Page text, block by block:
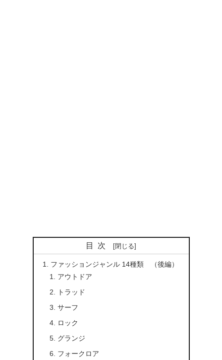
目次
ファッションジャンル 14種類 （後編）
アウトドア
トラッド
サーフ
ロック
グランジ
フォークロア